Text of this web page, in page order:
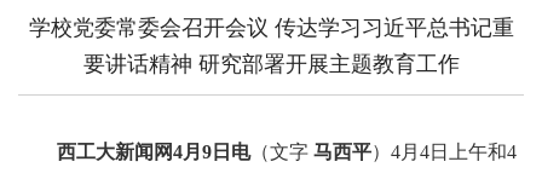
学校党委常委会召开会议 传达学习习近平总书记重
要讲话精神 研究部署开展主题教育工作
西工大新闻网4月 9 日电（文字 马西平）4月4日上午和4